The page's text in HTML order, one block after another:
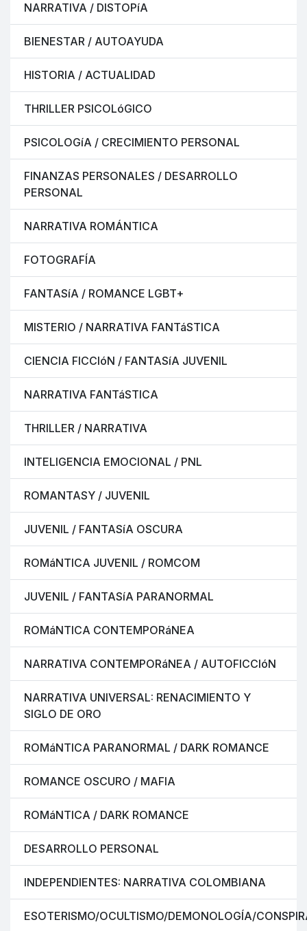
NARRATIVA / DISTOPíA
BIENESTAR / AUTOAYUDA
HISTORIA / ACTUALIDAD
THRILLER PSICOLóGICO
PSICOLOGíA / CRECIMIENTO PERSONAL
FINANZAS PERSONALES / DESARROLLO
PERSONAL
NARRATIVA ROMÁNTICA
FOTOGRAFÍA
FANTASíA / ROMANCE LGBT+
MISTERIO / NARRATIVA FANTáSTICA
CIENCIA FICCIóN / FANTASíA JUVENIL
NARRATIVA FANTáSTICA
THRILLER / NARRATIVA
INTELIGENCIA EMOCIONAL / PNL
ROMANTASY / JUVENIL
JUVENIL / FANTASíA OSCURA
ROMáNTICA JUVENIL / ROMCOM
JUVENIL / FANTASíA PARANORMAL
ROMáNTICA CONTEMPORáNEA
NARRATIVA CONTEMPORáNEA / AUTOFICCIóN
NARRATIVA UNIVERSAL: RENACIMIENTO Y
SIGLO DE ORO
ROMáNTICA PARANORMAL / DARK ROMANCE
ROMANCE OSCURO / MAFIA
ROMáNTICA / DARK ROMANCE
DESARROLLO PERSONAL
INDEPENDIENTES: NARRATIVA COLOMBIANA
ESOTERISMO/OCULTISMO/DEMONOLOGÍA/